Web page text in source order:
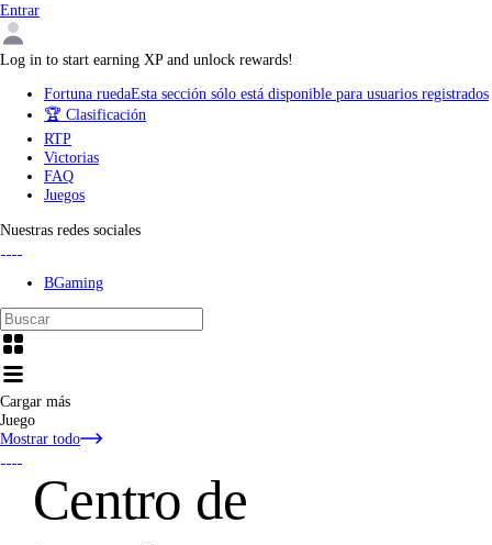
Entrar
Log in to start earning XP and unlock rewards!
Fortuna ruedaEsta sección sólo está disponible para usuarios registrados
🏆 Clasificación
RTP
Victorias
FAQ
Juegos
Nuestras redes sociales
BGaming
Cargar más
Juego
Mostrar todo
Centro de